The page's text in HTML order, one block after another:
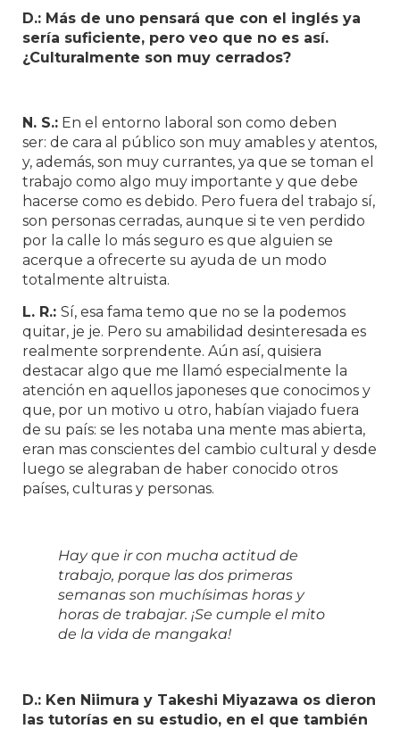
D.: Más de uno pensará que con el inglés ya
sería suficiente, pero veo que no es así.
¿Culturalmente son muy cerrados?
N. S.: En el entorno laboral son como deben
ser: de cara al público son muy amables y atentos,
y, además, son muy currantes, ya que se toman el
trabajo como algo muy importante y que debe
hacerse como es debido. Pero fuera del trabajo sí,
son personas cerradas, aunque si te ven perdido
por la calle lo más seguro es que alguien se
acerque a ofrecerte su ayuda de un modo
totalmente altruista.
L. R.: Sí, esa fama temo que no se la podemos
quitar, je je. Pero su amabilidad desinteresada es
realmente sorprendente. Aún así, quisiera
destacar algo que me llamó especialmente la
atención en aquellos japoneses que conocimos y
que, por un motivo u otro, habían viajado fuera
de su país: se les notaba una mente mas abierta,
eran mas conscientes del cambio cultural y desde
luego se alegraban de haber conocido otros
países, culturas y personas.
Hay que ir con mucha actitud de
trabajo, porque las dos primeras
semanas son muchísimas horas y
horas de trabajar. ¡Se cumple el mito
de la vida de mangaka!
D.: Ken Niimura y Takeshi Miyazawa os dieron
las tutorías en su estudio, en el que también